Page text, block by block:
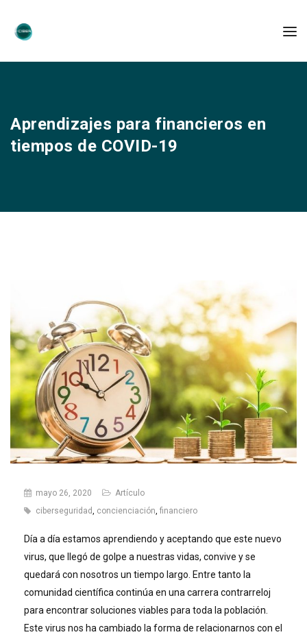
Aprendizajes para financieros en
tiempos de COVID-19
mayo 26, 2020
Artículo
ciberseguridad, concienciación, financiero
Día a día estamos aprendiendo y aceptando que este nuevo
virus, que llegó de golpe a nuestras vidas, convive y se
quedará con nosotros un tiempo largo. Entre tanto la
comunidad científica continúa en una carrera contrarreloj
para encontrar soluciones viables para toda la población.
Este virus nos ha cambiado la forma de relacionarnos con el